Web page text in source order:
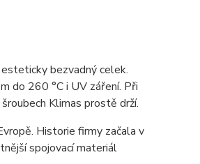
bezvadný celek.
do 260 °C i UV záření. Při
Klimas prostě drží.
Historie firmy začala v
spojovací materiál